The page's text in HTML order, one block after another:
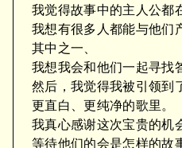
我觉得故事中的主人公都
我想有很多人都能与他们
其中之一、
我想我会和他们一起寻找
然后，我觉得我被引领到
更直白、更纯净的歌里。
我真心感谢这次宝贵的机
等待他们的会是怎样的故